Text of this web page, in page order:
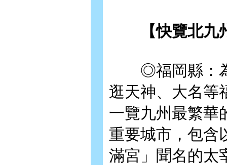
【快覽北九
◎福岡縣：為
逛天神、大名等
一覽九州最繁華
重要城市，包含
滿宮」聞名的太